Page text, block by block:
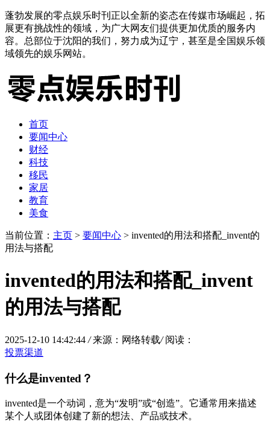
蓬勃发展的零点娱乐时刊正以全新的姿态在传媒市场崛起，拓
展更有挑战性的领域，为广大网友们提供更加优质的服务内
容。总部位于沈阳的我们，努力成为辽宁，甚至是全国娱乐领
域领先的娱乐网站。
首页
要闻中心
财经
科技
移民
家居
教育
美食
当前位置： 主页 > 要闻中心 > invented的用法和搭配_invent的
用法与搭配
invented的用法和搭配_invent
的用法与搭配
2025-12-10 14:42:44 / 来源：网络转载/ 阅读：
投票渠道
什么是invented？
invented是一个动词，意为“发明”或“创造”。它通常用来描述
某个人或团体创建了新的想法、产品或技术。